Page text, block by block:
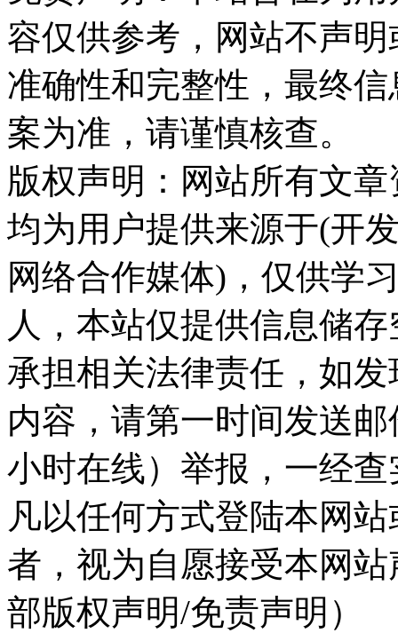
容仅供参考，网站不声
准确性和完整性，最终
案为准，请谨慎核查。
版权声明：网站所有文
均为用户提供来源于(开
网络合作媒体)，仅供学
人，本站仅提供信息储
承担相关法律责任，如
内容，请第一时间发送邮
小时在线）举报，一经
凡以任何方式登陆本网
者，视为自愿接受本网
部版权声明/免责声明）